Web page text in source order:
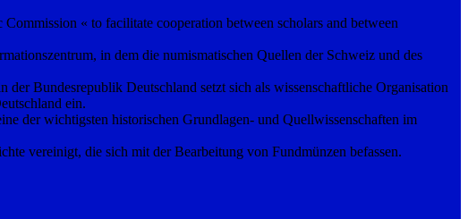
« to facilitate cooperation between scholars and between
in dem die numismatischen Quellen der Schweiz und des
Bundesrepublik Deutschland setzt sich als wissenschaftliche Organisation
ein.
der wichtigsten historischen Grundlagen- und Quellwissenschaften im
vereinigt, die sich mit der Bearbeitung von Fundmünzen befassen.